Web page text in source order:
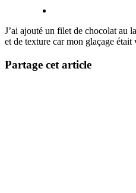
J’ai ajouté un filet de chocolat au
et de texture car mon glaçage était
Partage cet article